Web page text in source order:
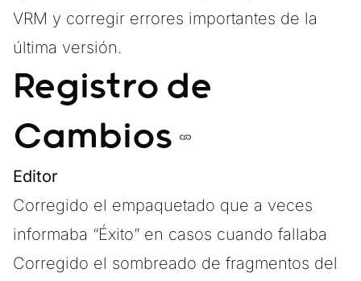
VRM y corregir errores importantes de la
última versión.
Registro de
Cambios
Editor
Corregido el empaquetado que a veces
informaba “Éxito” en casos cuando fallaba
Corregido el sombreado de fragmentos del